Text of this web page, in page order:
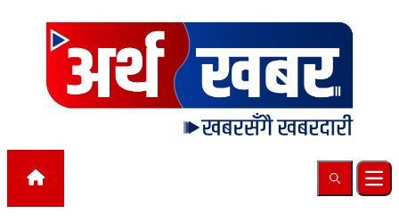
Skip to content
Search